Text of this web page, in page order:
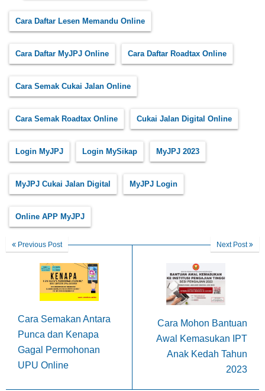
Cara Daftar Lesen Memandu Online
Cara Daftar MyJPJ Online Cara Daftar Roadtax Online
Cara Semak Cukai Jalan Online
Cara Semak Roadtax Online Cukai Jalan Digital Online
Login MyJPJ Login MySikap MyJPJ 2023
MyJPJ Cukai Jalan Digital MyJPJ Login
Online APP MyJPJ
Previous Post
Cara Semakan Antara
Punca dan Kenapa
Gagal Permohonan
UPU Online
Next Post
Cara Mohon Bantuan
Awal Kemasukan IPT
Anak Kedah Tahun
2023